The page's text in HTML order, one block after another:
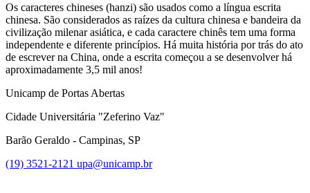
Os caracteres chineses (hanzi) são usados como a língua escrita
chinesa. São considerados as raízes da cultura chinesa e bandeira da
civilização milenar asiática, e cada caractere chinês tem uma forma
independente e diferente princípios. Há muita história por trás do ato
de escrever na China, onde a escrita começou a se desenvolver há
aproximadamente 3,5 mil anos!
Unicamp de Portas Abertas
Cidade Universitária "Zeferino Vaz"
Barão Geraldo - Campinas, SP
(19) 3521-2121 upa@unicamp.br